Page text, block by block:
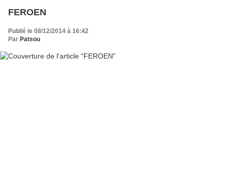
FEROEN
Publié le 08/12/2014 à 16:42
Par Patsou